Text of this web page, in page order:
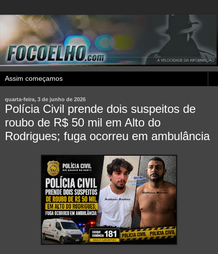
quarta-feira, 3 de junho de 2026
Polícia Civil prende dois suspeitos de
roubo de R$ 50 mil em Alto do
Rodrigues; fuga ocorreu em ambulância